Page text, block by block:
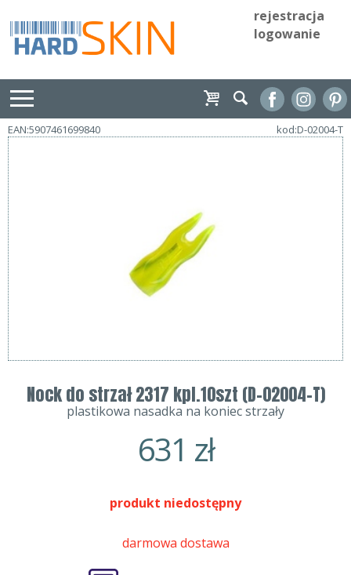
rejestracja
logowanie
EAN:5907461699840 kod:D-02004-T
Nock do strzał 2317 kpl.10szt (D-02004-T)
plastikowa nasadka na koniec strzały
631 zł
produkt niedostępny
darmowa dostawa